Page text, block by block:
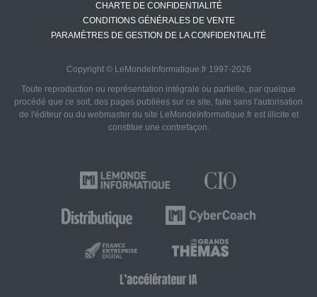
CHARTE DE CONFIDENTIALITÉ
CONDITIONS GÉNÉRALES DE VENTE
PARAMÈTRES DE GESTION DE LA CONFIDENTIALITÉ
Copyright © LeMondeInformatique.fr 1997-2026
Toute reproduction ou représentation intégrale ou partielle, par quelque
procédé que ce soit, des pages publiées sur ce site, faite sans l'autorisation
de l'éditeur ou du webmaster du site LeMondeInformatique.fr est illicite et
constitue une contrefaçon.